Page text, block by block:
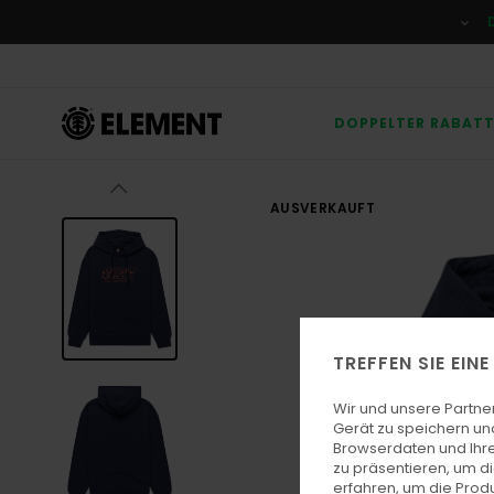
Produktinformation
DOPPELTER RABATT
AUSVERKAUFT
TREFFEN SIE
Wir und unsere
Gerät zu speichern
Browserdaten und
zu präsentieren, um
erfahren, um die